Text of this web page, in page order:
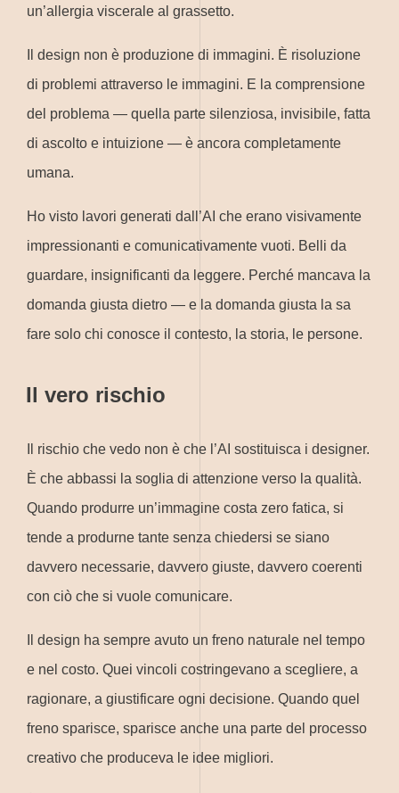
un’allergia viscerale al grassetto.
Il design non è produzione di immagini. È risoluzione
di problemi attraverso le immagini. E la comprensione
del problema — quella parte silenziosa, invisibile, fatta
di ascolto e intuizione — è ancora completamente
umana.
Ho visto lavori generati dall’AI che erano visivamente
impressionanti e comunicativamente vuoti. Belli da
guardare, insignificanti da leggere. Perché mancava la
domanda giusta dietro — e la domanda giusta la sa
fare solo chi conosce il contesto, la storia, le persone.
Il vero rischio
Il rischio che vedo non è che l’AI sostituisca i designer.
È che abbassi la soglia di attenzione verso la qualità.
Quando produrre un’immagine costa zero fatica, si
tende a produrne tante senza chiedersi se siano
davvero necessarie, davvero giuste, davvero coerenti
con ciò che si vuole comunicare.
Il design ha sempre avuto un freno naturale nel tempo
e nel costo. Quei vincoli costringevano a scegliere, a
ragionare, a giustificare ogni decisione. Quando quel
freno sparisce, sparisce anche una parte del processo
creativo che produceva le idee migliori.